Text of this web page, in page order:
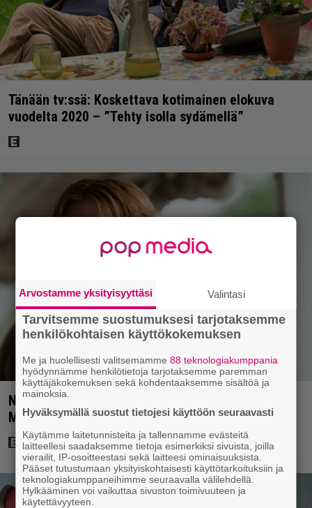
Tänään tv:ssä: Koskettava kotimainen elokuva
vuodelta 2020 – ”Tehty isolla sydämellä”
Nyt Netflixissä: 180 miljoonan toimintaseikkailu –
Margot Robbie vei seksikohtauksen liian pitkälle
Arvostamme yksityisyyttäsi Valintasi
Tarvitsemme suostumuksesi tarjotaksemme
henkilökohtaisen käyttökokemuksen
Me ja huolellisesti valitsemamme88 teknologiakumppania
hyödynnämme henkilötietoja tarjotaksemme paremman
käyttäjäkokemuksen sekä kohdentaaksemme sisältöä ja
mainoksia.
Hyväksymällä suostut tietojesi käyttöön seuraavasti
Käytämme laitetunnisteita ja tallennamme evästeitä
laitteellesi saadaksemme tietoja esimerkiksi sivuista, joilla
vierailit, IP-osoitteestasi sekä laitteesi ominaisuuksista.
Pääset tutustumaan yksityiskohtaisesti käyttötarkoituksiin ja
teknologiakumppaneihimme seuraavalla välilehdellä.
Hylkääminen voi vaikuttaa sivuston toimivuuteen ja
käytettävyyteen.